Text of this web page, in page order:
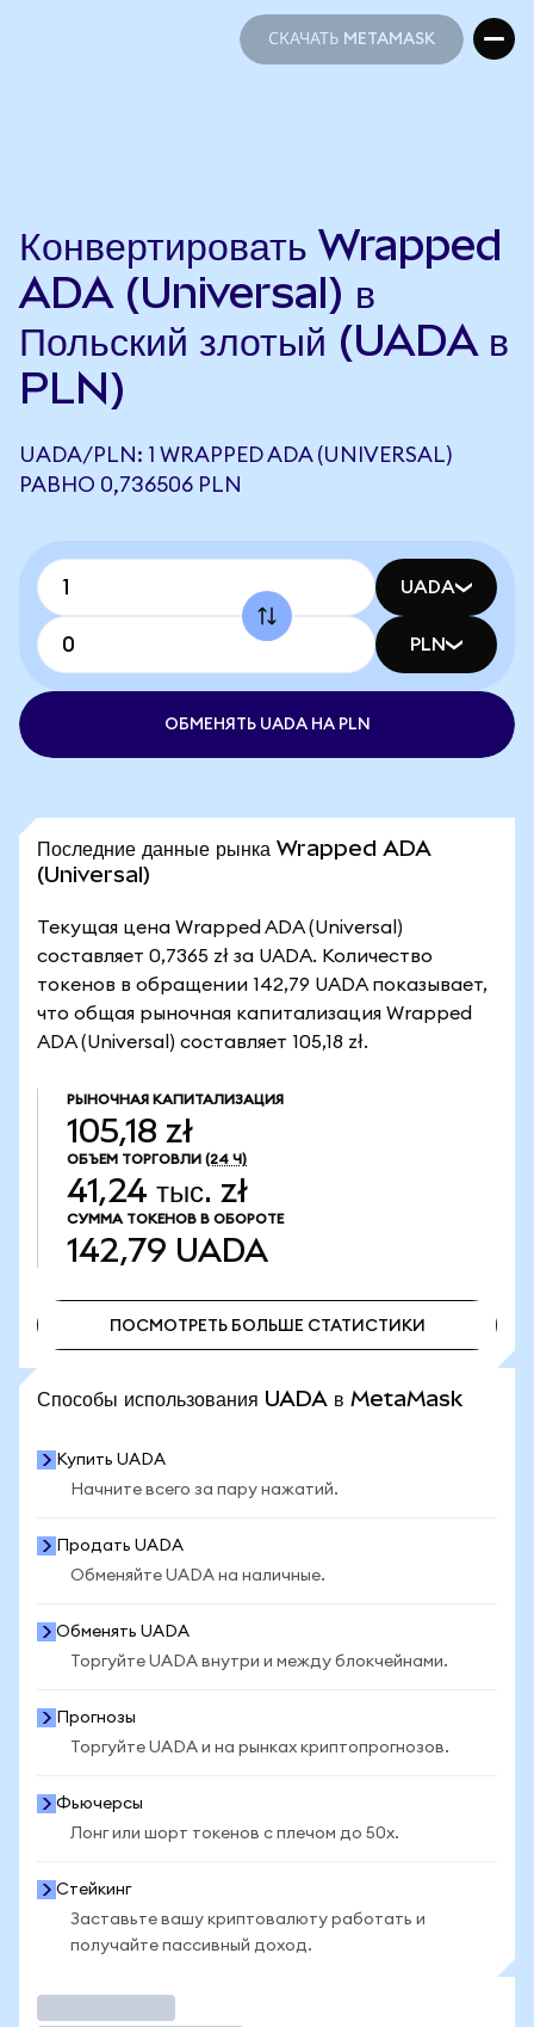
СКАЧАТЬ METAMASK
Конвертировать Wrapped
ADA (Universal) в
Польский злотый (UADA в
PLN)
UADA/PLN: 1 WRAPPED ADA (UNIVERSAL)
РАВНО 0,736506 PLN
UADA
PLN
ОБМЕНЯТЬ UADA НА PLN
Последние данные рынка Wrapped ADA
(Universal)
Текущая цена Wrapped ADA (Universal)
составляет 0,7365 zł за UADA. Количество
токенов в обращении 142,79 UADA показывает,
что общая рыночная капитализация Wrapped
ADA (Universal) составляет 105,18 zł.
РЫНОЧНАЯ КАПИТАЛИЗАЦИЯ
105,18 zł
ОБЪЕМ ТОРГОВЛИ (24 Ч)
41,24 тыс. zł
СУММА ТОКЕНОВ В ОБОРОТЕ
142,79 UADA
ПОСМОТРЕТЬ БОЛЬШЕ СТАТИСТИКИ
Способы использования UADA в MetaMask
Купить UADA
Начните всего за пару нажатий.
Продать UADA
Обменяйте UADA на наличные.
Обменять UADA
Торгуйте UADA внутри и между блокчейнами.
Прогнозы
Торгуйте UADA и на рынках криптопрогнозов.
Фьючерсы
Лонг или шорт токенов с плечом до 50x.
Стейкинг
Заставьте вашу криптовалюту работать и
получайте пассивный доход.